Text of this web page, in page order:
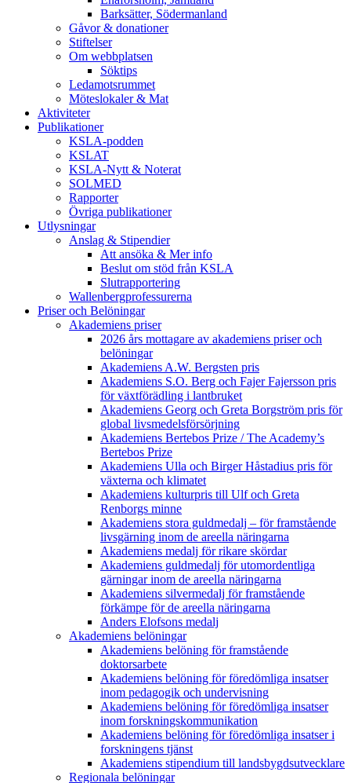
Barksätter, Södermanland
Gåvor & donationer
Stiftelser
Om webbplatsen
Söktips
Ledamotsrummet
Möteslokaler & Mat
Aktiviteter
Publikationer
KSLA-podden
KSLAT
KSLA-Nytt & Noterat
SOLMED
Rapporter
Övriga publikationer
Utlysningar
Anslag & Stipendier
Att ansöka & Mer info
Beslut om stöd från KSLA
Slutrapportering
Wallenbergprofessurerna
Priser och Belöningar
Akademiens priser
2026 års mottagare av akademiens priser och
belöningar
Akademiens A.W. Bergsten pris
Akademiens S.O. Berg och Fajer Fajersson pris
för växtförädling i lantbruket
Akademiens Georg och Greta Borgström pris för
global livsmedelsförsörjning
Akademiens Bertebos Prize / The Academy’s
Bertebos Prize
Akademiens Ulla och Birger Håstadius pris för
växterna och klimatet
Akademiens kulturpris till Ulf och Greta
Renborgs minne
Akademiens stora guldmedalj – för framstående
livsgärning inom de areella näringarna
Akademiens medalj för rikare skördar
Akademiens guldmedalj för utomordentliga
gärningar inom de areella näringarna
Akademiens silvermedalj för framstående
förkämpe för de areella näringarna
Anders Elofsons medalj
Akademiens belöningar
Akademiens belöning för framstående
doktorsarbete
Akademiens belöning för föredömliga insatser
inom pedagogik och undervisning
Akademiens belöning för föredömliga insatser
inom forskningskommunikation
Akademiens belöning för föredömliga insatser i
forskningens tjänst
Akademiens stipendium till landsbygdsutvecklare
Regionala belöningar